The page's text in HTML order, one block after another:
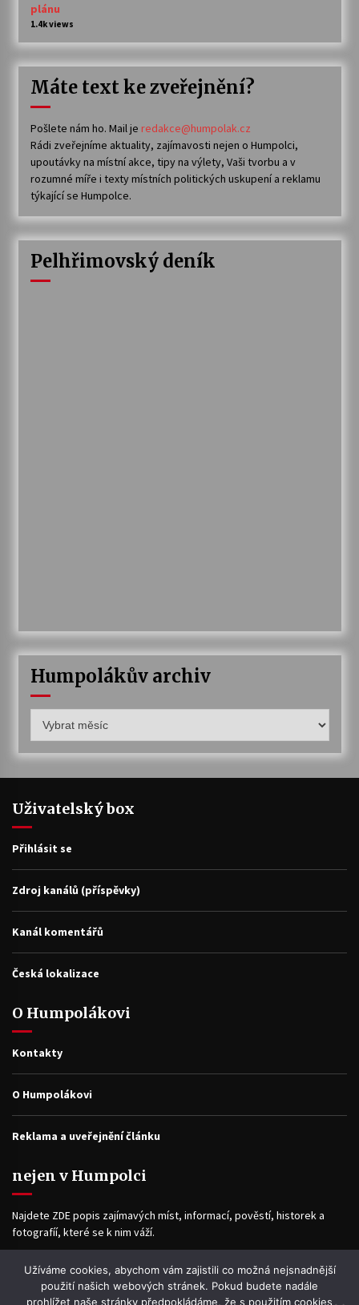
plánu
1.4k views
Máte text ke zveřejnění?
Pošlete nám ho. Mail je redakce@humpolak.cz
Rádi zveřejníme aktuality, zajímavosti nejen o Humpolci,
upoutávky na místní akce, tipy na výlety, Vaši tvorbu a v
rozumné míře i texty místních politických uskupení a reklamu
týkající se Humpolce.
Pelhřimovský deník
Humpolákův archiv
archiv
Uživatelský box
Přihlásit se
Zdroj kanálů (příspěvky)
Kanál komentářů
Česká lokalizace
O Humpolákovi
Kontakty
O Humpolákovi
Reklama a uveřejnění článku
nejen v Humpolci
Najdete ZDE popis zajímavých míst, informací, pověstí, historek a
fotografíí, které se k nim váží.
Facebook
Užíváme cookies, abychom vám zajistili co možná nejsnadnější
použití našich webových stránek. Pokud budete nadále
prohlížet naše stránky předpokládáme, že s použitím cookies